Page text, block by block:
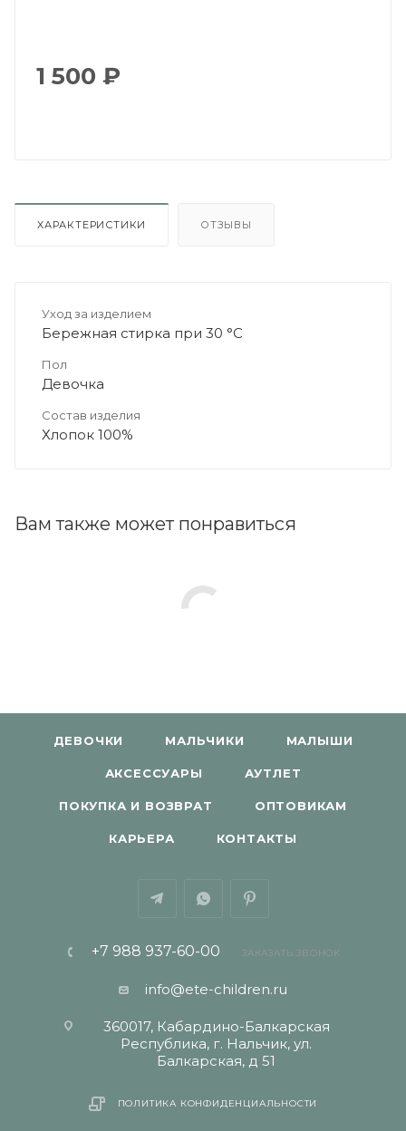
1 500 ₽
ХАРАКТЕРИСТИКИ ОТЗЫВЫ
Уход за изделием
Бережная стирка при 30 °C
Пол
Девочка
Состав изделия
Хлопок 100%
Вам также может понравиться
ДЕВОЧКИ МАЛЬЧИКИ МАЛЫШИ
АКСЕССУАРЫ АУТЛЕТ
ПОКУПКА И ВОЗВРАТ ОПТОВИКАМ
КАРЬЕРА КОНТАКТЫ
+7 988 937-60-00 ЗАКАЗАТЬ ЗВОНОК
info@ete-children.ru
360017, Кабардино-Балкарская
Республика, г. Нальчик, ул.
Балкарская, д 51
ПОЛИТИКА КОНФИДЕНЦИАЛЬНОСТИ